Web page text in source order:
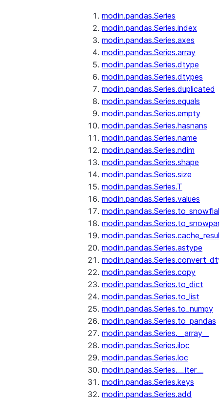
modin.pandas.Series
modin.pandas.Series.index
modin.pandas.Series.axes
modin.pandas.Series.array
modin.pandas.Series.dtype
modin.pandas.Series.dtypes
modin.pandas.Series.duplicated
modin.pandas.Series.equals
modin.pandas.Series.empty
modin.pandas.Series.hasnans
modin.pandas.Series.name
modin.pandas.Series.ndim
modin.pandas.Series.shape
modin.pandas.Series.size
modin.pandas.Series.T
modin.pandas.Series.values
modin.pandas.Series.astype
modin.pandas.Series.copy
modin.pandas.Series.to_dict
modin.pandas.Series.to_list
modin.pandas.Series.to_numpy
modin.pandas.Series.to_pandas
modin.pandas.Series.__array__
modin.pandas.Series.iloc
modin.pandas.Series.loc
modin.pandas.Series.__iter__
modin.pandas.Series.keys
modin.pandas.Series.add